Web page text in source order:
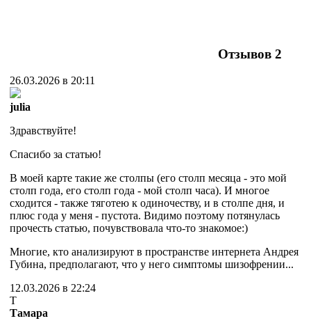
Отзывов 2
26.03.2026 в 20:11
julia
Здравствуйте!
Спасибо за статью!
В моей карте такие же столпы (его столп месяца - это мой
столп года, его столп года - мой столп часа). И многое
сходится - также тяготею к одиночеству, и в столпе дня, и
плюс года у меня - пустота. Видимо поэтому потянулась
прочесть статью, почувствовала что-то знакомое:)
Многие, кто анализируют в пространстве интернета Андрея
Губина, предполагают, что у него симптомы шизофрении...
12.03.2026 в 22:24
Т
Тамара